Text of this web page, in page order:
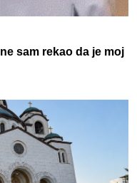
sam rekao da je moj